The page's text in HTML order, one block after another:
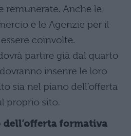
remunerate. Anche le
e le Agenzie per il
coinvolte.
partire già dal quarto
inserire le loro
sia nel piano dell’offerta
proprio sito.
dell’offerta formativa